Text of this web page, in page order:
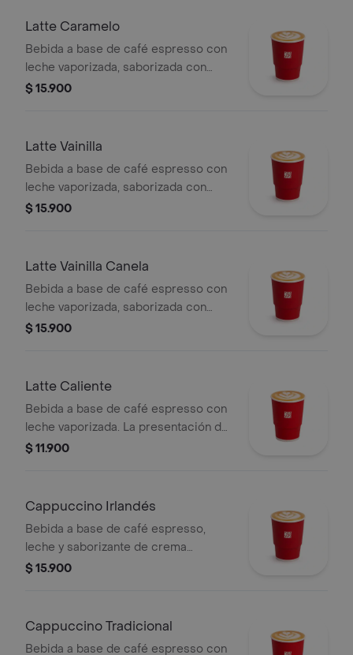
minutos de haber sido preparado y/o
domicilio.
Latte Caramelo
Bebida a base de café espresso con
leche vaporizada, saborizada con
caramelo.
$ 15.900
Latte Vainilla
Bebida a base de café espresso con
leche vaporizada, saborizada con
vainilla.
$ 15.900
Latte Vainilla Canela
Bebida a base de café espresso con
leche vaporizada, saborizada con
vainilla y canela.
$ 15.900
Latte Caliente
Bebida a base de café espresso con
leche vaporizada. La presentación del
producto puede variar
transporte para pedidos a domicilio.
$ 11.900
Cappuccino Irlandés
Bebida a base de café espresso,
leche y saborizante de crema
irlandesa. Este producto no tiene
minutos de haber sido preparado.
$ 15.900
Cappuccino Tradicional
Bebida a base de café espresso con